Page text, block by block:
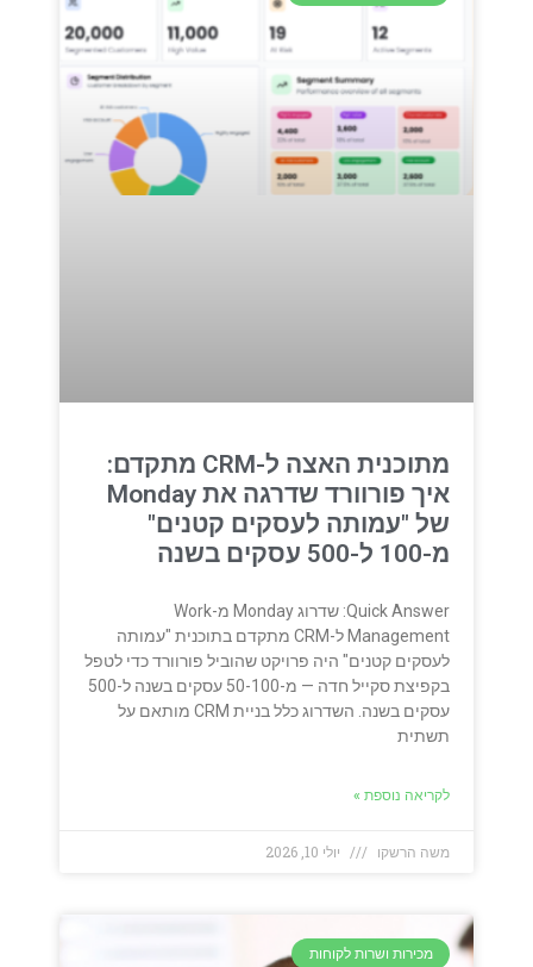
מתוכנית האצה ל-CRM מתקדם:
איך פורוורד שדרגה את Monday
של "עמותה לעסקים קטנים"
מ-100 ל-500 עסקים בשנה
Quick Answer: שדרוג Monday מ-Work
Management ל-CRM מתקדם בתוכנית "עמותה
לעסקים קטנים" היה פרויקט שהוביל פורוורד כדי לטפל
בקפיצת סקייל חדה — מ-50-100 עסקים בשנה ל-500
עסקים בשנה. השדרוג כלל בניית CRM מותאם על
תשתית
לקריאה נוספת »
משה הרשקו יולי 10, 2026
מכירות ושרות לקוחות